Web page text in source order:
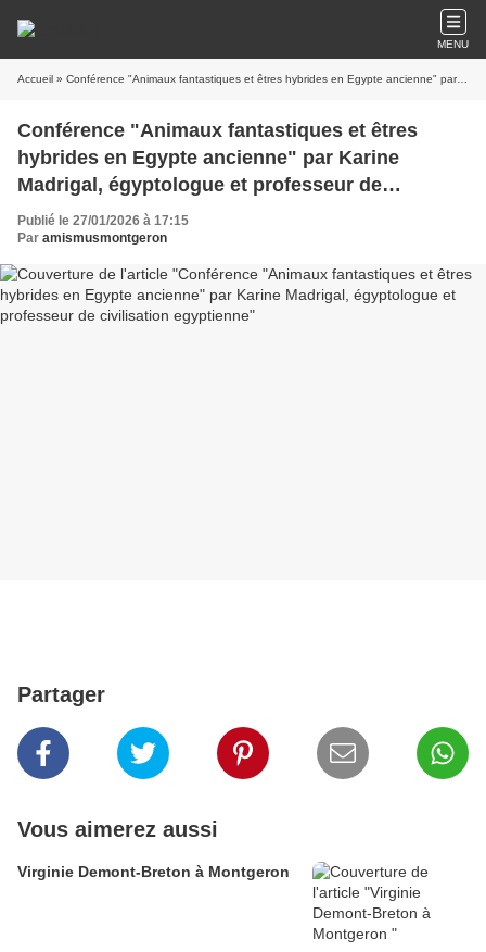
MENU
Accueil » Conférence "Animaux fantastiques et êtres hybrides en Egypte ancienne" par Karine Madrigal, égyptologue et professeur de civilisation egyptienne
Conférence "Animaux fantastiques et êtres
hybrides en Egypte ancienne" par Karine
Madrigal, égyptologue et professeur de
civilisation egyptienne
Publié le 27/01/2026 à 17:15
Par amismusmontgeron
Partager
Vous aimerez aussi
Virginie Demont-Breton à Montgeron